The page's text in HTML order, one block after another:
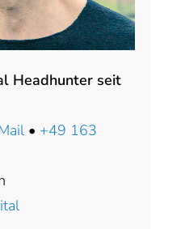
Headhunter seit
• +49 163